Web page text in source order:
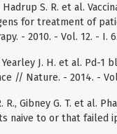
Hadrup S. R. et al.
for treatment of
- 2010. - Vol. 12. - I.
Yearley J. H. et al. Pd-
// Nature. - 2014. -
R., Gibney G. T. et al.
naive to or that failed